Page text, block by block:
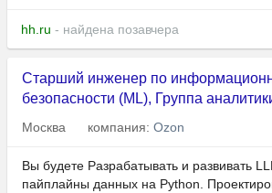
hh.ru - найдена позавчера
Старший инженер по
безопасности (ML), Группа
Москва компания: Ozon
Вы будете Разрабатывать и развивать
пайплайны данных на Python.